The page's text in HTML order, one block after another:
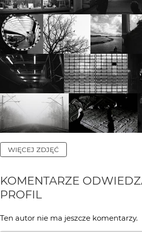
WIĘCEJ ZDJĘĆ
KOMENTARZE
PROFIL
Ten autor nie ma jeszcze komentarzy.